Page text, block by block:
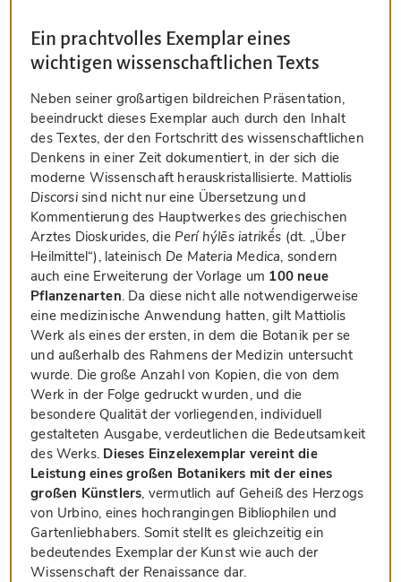
Ein prachtvolles Exemplar eines
wichtigen wissenschaftlichen Texts
Neben seiner großartigen bildreichen Präsentation,
beeindruckt dieses Exemplar auch durch den Inhalt
des Textes, der den Fortschritt des wissenschaftlichen
Denkens in einer Zeit dokumentiert, in der sich die
moderne Wissenschaft herauskristallisierte. Mattiolis
Discorsisind nicht nur eine Übersetzung und
Kommentierung des Hauptwerkes des griechischen
Arztes Dioskurides, die Perí hýlēs iatrikḗs (dt. „Über
Heilmittel“), lateinisch De Materia Medica, sondern
auch eine Erweiterung der Vorlage um 100 neue
Pflanzenarten. Da diese nicht alle notwendigerweise
eine medizinische Anwendung hatten, gilt Mattiolis
Werk als eines der ersten, in dem die Botanik per se
und außerhalb des Rahmens der Medizin untersucht
wurde. Die große Anzahl von Kopien, die von dem
Werk in der Folge gedruckt wurden, und die
besondere Qualität der vorliegenden, individuell
gestalteten Ausgabe, verdeutlichen die Bedeutsamkeit
des Werks. Dieses Einzelexemplar vereint die
Leistung eines großen Botanikers mit der eines
großen Künstlers, vermutlich auf Geheiß des Herzogs
von Urbino, eines hochrangingen Bibliophilen und
Gartenliebhabers. Somit stellt es gleichzeitig ein
bedeutendes Exemplar der Kunst wie auch der
Wissenschaft der Renaissance dar.